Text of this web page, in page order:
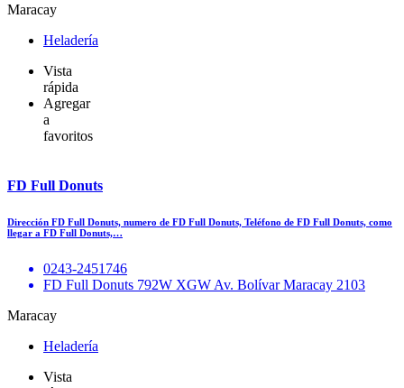
Maracay
Heladería
Vista
rápida
Agregar
a
favoritos
FD Full Donuts
Dirección FD Full Donuts, numero de FD Full Donuts, Teléfono de FD Full Donuts, como
llegar a FD Full Donuts,…
0243-2451746
FD Full Donuts 792W XGW Av. Bolívar Maracay 2103
Maracay
Heladería
Vista